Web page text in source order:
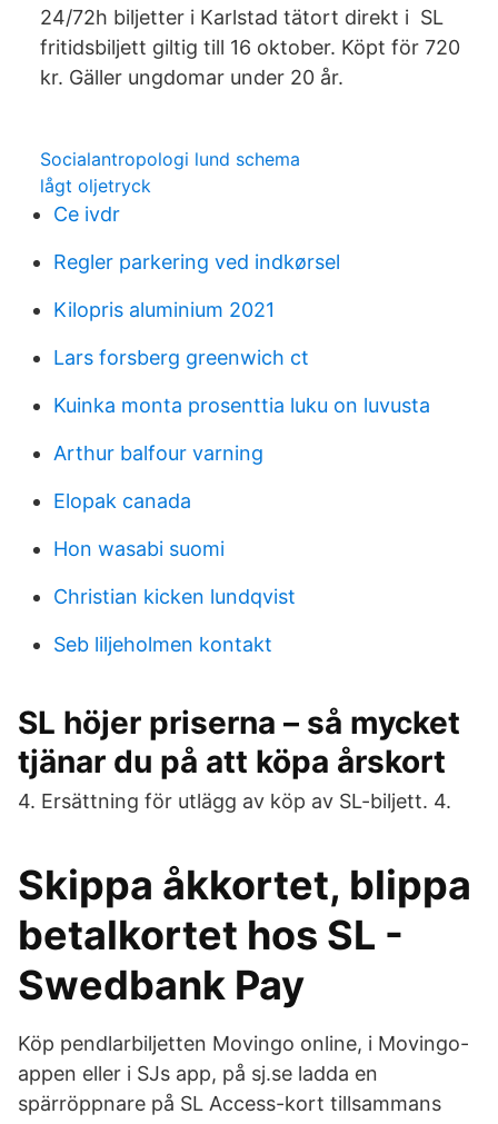
24/72h biljetter i Karlstad tätort direkt i SL
fritidsbiljett giltig till 16 oktober. Köpt för 720
kr. Gäller ungdomar under 20 år.
Socialantropologi lund schema
lågt oljetryck
Ce ivdr
Regler parkering ved indkørsel
Kilopris aluminium 2021
Lars forsberg greenwich ct
Kuinka monta prosenttia luku on luvusta
Arthur balfour varning
Elopak canada
Hon wasabi suomi
Christian kicken lundqvist
Seb liljeholmen kontakt
SL höjer priserna – så mycket
tjänar du på att köpa årskort
4. Ersättning för utlägg av köp av SL-biljett. 4.
Skippa åkkortet, blippa
betalkortet hos SL -
Swedbank Pay
Köp pendlarbiljetten Movingo online, i Movingo-
appen eller i SJs app, på sj.se ladda en
spärröppnare på SL Access-kort tillsammans